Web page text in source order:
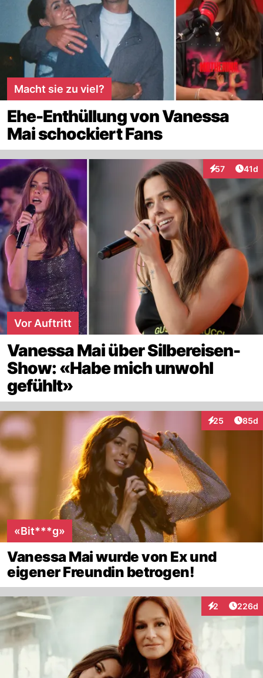
Macht sie zu viel?
Ehe-Enthüllung von Vanessa
Mai schockiert Fans
57
Interaktionen
41d
Vor Auftritt
Vanessa Mai über Silbereisen-
Show: «Habe mich unwohl
gefühlt»
25
Interaktionen
85d
«Bit***g»
Vanessa Mai wurde von Ex und
eigener Freundin betrogen!
2
Interaktionen
226d